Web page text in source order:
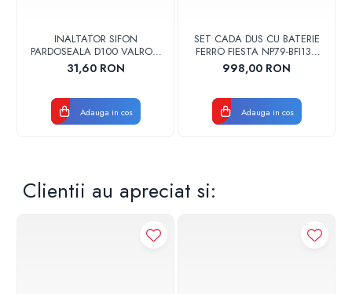
INALTATOR SIFON
PARDOSEALA D100 VALROM
17001900004
31,60 RON
Adauga in cos
SET CADA DUS CU BATERIE
FERRO FIESTA NP79-BFI13U
CROM
998,00 RON
Adauga in cos
Clientii au apreciat si: